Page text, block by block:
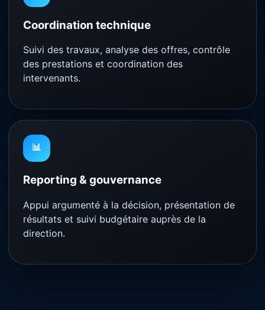
Coordination technique
Suivi des travaux, analyse des offres, contrôle
des prestations et coordination des
intervenants.
📊
Reporting & gouvernance
Appui argumenté à la décision, présentation de
résultats et suivi budgétaire auprès de la
direction.